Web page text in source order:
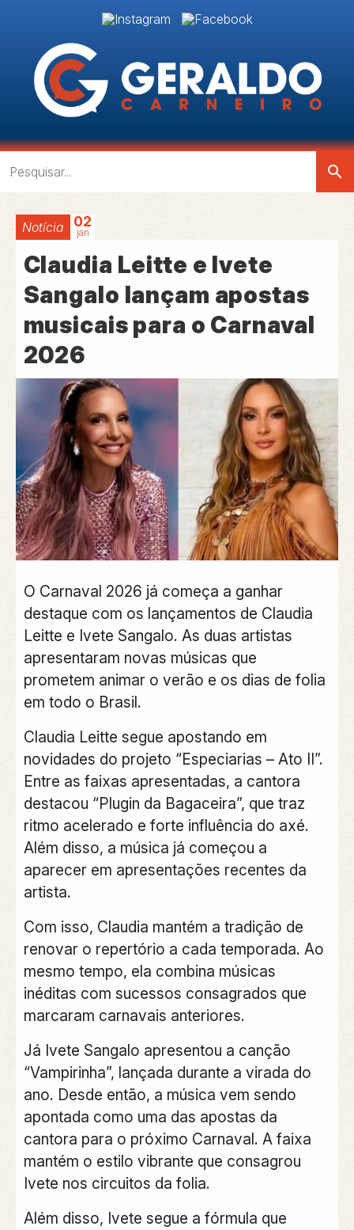
search
Notícia 02
jan
Claudia Leitte e Ivete
Sangalo lançam apostas
musicais para o Carnaval
2026
O Carnaval 2026 já começa a ganhar
destaque com os lançamentos de Claudia
Leitte e Ivete Sangalo. As duas artistas
apresentaram novas músicas que
prometem animar o verão e os dias de folia
em todo o Brasil.
Claudia Leitte segue apostando em
novidades do projeto “Especiarias – Ato II”.
Entre as faixas apresentadas, a cantora
destacou “Plugin da Bagaceira”, que traz
ritmo acelerado e forte influência do axé.
Além disso, a música já começou a
aparecer em apresentações recentes da
artista.
Com isso, Claudia mantém a tradição de
renovar o repertório a cada temporada. Ao
mesmo tempo, ela combina músicas
inéditas com sucessos consagrados que
marcaram carnavais anteriores.
Já Ivete Sangalo apresentou a canção
“Vampirinha”, lançada durante a virada do
ano. Desde então, a música vem sendo
apontada como uma das apostas da
cantora para o próximo Carnaval. A faixa
mantém o estilo vibrante que consagrou
Ivete nos circuitos da folia.
Além disso, Ivete segue a fórmula que